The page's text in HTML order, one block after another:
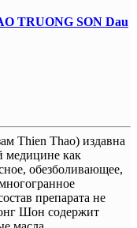
TRUONG SON Dau
Thien Thao) издавна
медицине как
обезболивающее,
препарата не
Шон содержит